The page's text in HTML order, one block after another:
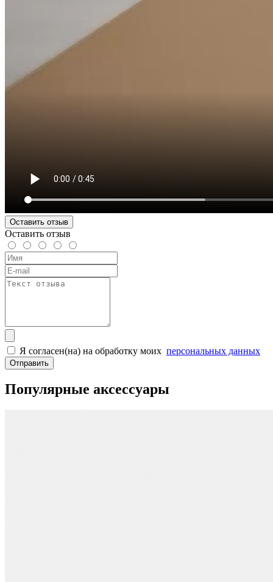
Оставить отзыв
Оставить отзыв
Я согласен(на) на обработку моих персональных данных
Отправить
Популярные аксессуары